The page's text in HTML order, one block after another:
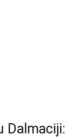
Dalmaciji: